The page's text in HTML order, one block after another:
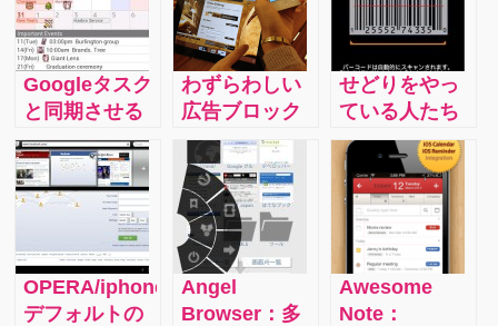
Googleタスク
と同期させる
ことも可能な
スケジュール
管理の強い味
方「ジョル
わずらわしい
広告ブロック
つき高機能
WEBブラウザ
Sleipnir
せどりをやっ
ている人たち
はこれで価格
チェックOK！
バーコード読
み取り機能の
amazonのア
プリがすご
い！
OPERA/iphone：
デフォルトの
Angel
Browser：多
Awesome
Note：